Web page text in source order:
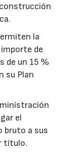
la
de
de un 15 %
su Plan
el
bruto a sus
título.